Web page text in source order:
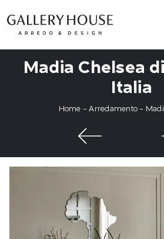
Madia Chelsea
Italia
Home -Arredamento -